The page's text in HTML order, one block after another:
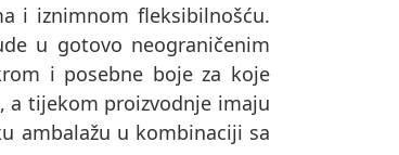
i iznimnom fleksibilnošću.
u gotovo neograničenim
i posebne boje za koje
a tijekom proizvodnje imaju
ambalažu u kombinaciji sa